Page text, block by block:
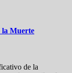
la Muerte
de la